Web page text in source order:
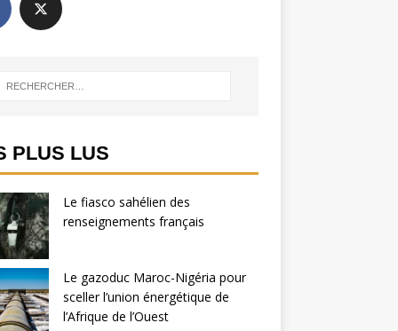
PLUS LUS
Le fiasco sahélien des
renseignements français
Le gazoduc Maroc-Nigéria pour
sceller l’union énergétique de
l’Afrique de l’Ouest